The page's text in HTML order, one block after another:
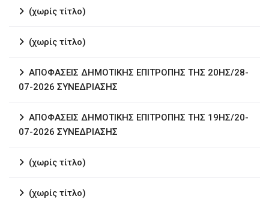
(χωρίς τίτλο)
(χωρίς τίτλο)
ΑΠΟΦΑΣΕΙΣ ΔΗΜΟΤΙΚΗΣ ΕΠΙΤΡΟΠΗΣ ΤΗΣ 20ΗΣ/28-
07-2026 ΣΥΝΕΔΡΙΑΣΗΣ
ΑΠΟΦΑΣΕΙΣ ΔΗΜΟΤΙΚΗΣ ΕΠΙΤΡΟΠΗΣ ΤΗΣ 19ΗΣ/20-
07-2026 ΣΥΝΕΔΡΙΑΣΗΣ
(χωρίς τίτλο)
(χωρίς τίτλο)